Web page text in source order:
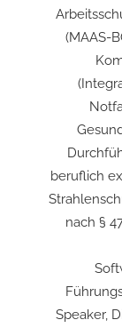
(MAAS-
beruflich
nach §
Speaker,